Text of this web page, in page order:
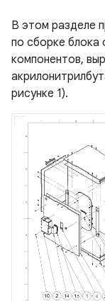
В этом разделе
по сборке блока
компонентов,
рисунке 1).